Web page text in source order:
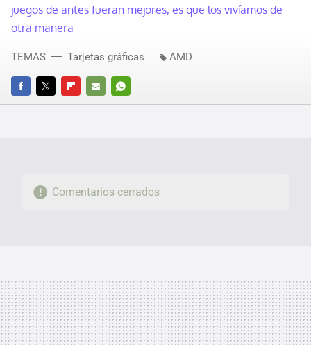
juegos de antes fueran mejores, es que los vivíamos de
otra manera
FACEBOOKTWITTERFLIPBOARD
E-
WHATSAPP
TEMAS Tarjetas gráficas AMD
Comentarios cerrados